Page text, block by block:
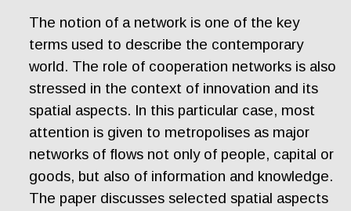
The notion of a network is one of the key
terms used to describe the contemporary
world. The role of cooperation networks is also
stressed in the context of innovation and its
spatial aspects. In this particular case, most
attention is given to metropolises as major
networks of flows not only of people, capital or
goods, but also of information and knowledge.
The paper discusses selected spatial aspects